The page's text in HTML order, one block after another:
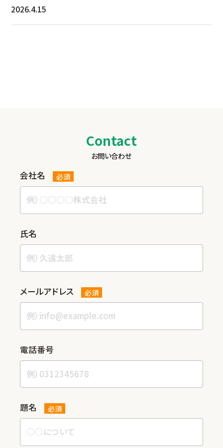
2026.4.15
Contact
お問い合わせ
会社名 必須
⽒名
メールアドレス 必須
電話番号
題名 必須